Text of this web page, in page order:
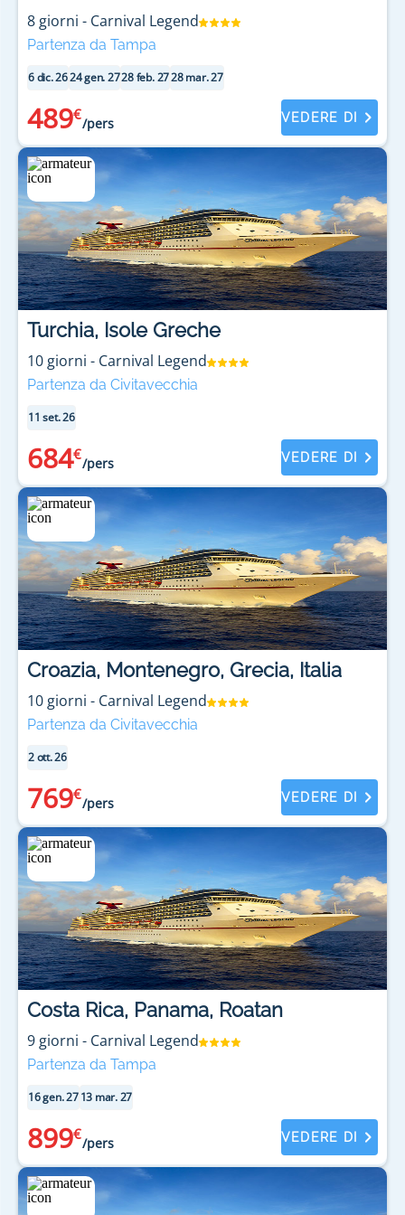
8 giorni - Carnival Legend
Partenza da Tampa
6 dic. 2624 gen. 2728 feb. 2728 mar. 27
489€
/pers VEDERE DI
Turchia, Isole Greche
10 giorni - Carnival Legend
Partenza da Civitavecchia
11 set. 26
684€
/pers VEDERE DI
Croazia, Montenegro, Grecia, Italia
10 giorni - Carnival Legend
Partenza da Civitavecchia
2 ott. 26
769€
/pers VEDERE DI
Costa Rica, Panama, Roatan
9 giorni - Carnival Legend
Partenza da Tampa
16 gen. 2713 mar. 27
899€
/pers VEDERE DI